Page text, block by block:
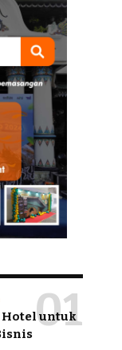
Hotel untuk